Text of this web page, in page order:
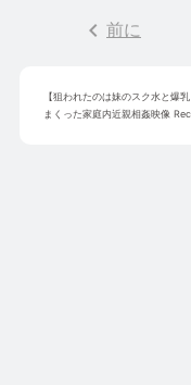
keyboard_arrow_left 前に
【狙われたのは妹のスク水と爆
まくった家庭内近親相姦映像